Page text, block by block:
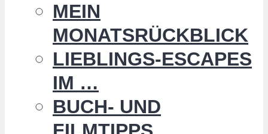
MEIN
MONATSRÜCKBLICK
LIEBLINGS-ESCAPES
IM …
BUCH- UND